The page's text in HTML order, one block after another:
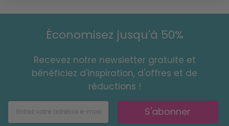
Économisez jusqu'à 50%
Recevez notre newsletter gratuite et
bénéficiez d'inspiration, d'offres et de
réductions !
S'abonner